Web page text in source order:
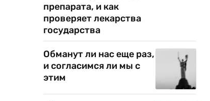
препарата, и как
проверяет лекарства
государства
Обманут ли нас еще раз,
и согласимся ли мы с
этим